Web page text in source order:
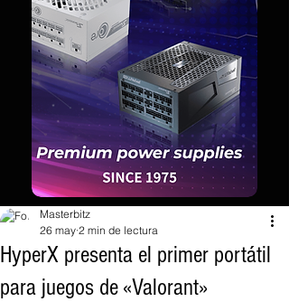
HyperX presenta el primer portátil
para juegos de «Valorant»
Masterbitz
26 may 2 min de lectura